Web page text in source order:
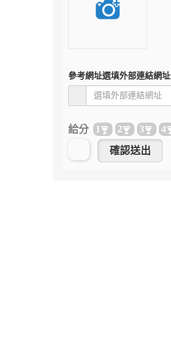
參考網址選填外部連結網址
給分 1 2 3 4